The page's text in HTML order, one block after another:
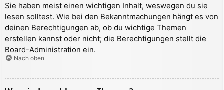
Sie haben meist einen wichtigen Inhalt, weswegen du sie
lesen solltest. Wie bei den Bekanntmachungen hängt es von
deinen Berechtigungen ab, ob du wichtige Themen
erstellen kannst oder nicht; die Berechtigungen stellt die
Board-Administration ein.
Nach oben